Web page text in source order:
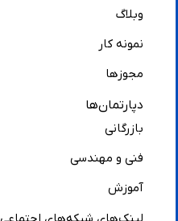
وبلاگ
نمونه کار
مجوزها
دپارتمان‌ها
بازرگانی
فنی و مهندسی
آموزش